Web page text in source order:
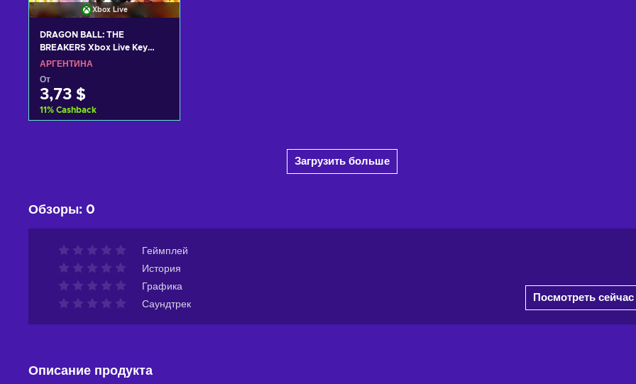
Xbox Live
DRAGON BALL: THE
BREAKERS Xbox Live Key
ARGENTINA
АРГЕНТИНА
От
3,73 $
11% Cashback
Загрузить больше
Обзоры: 0
Геймплей
История
Графика
Саундтрек
Посмотреть сейчас
Описание продукта